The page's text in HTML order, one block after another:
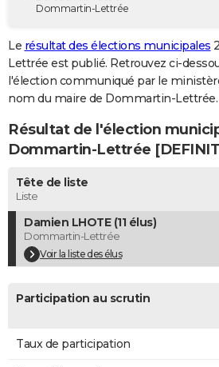
Destinations
City break
Voyage nature
Voyage de noces
Forum
GUIDES D'ACHAT
BONS PLANS
Carte de Noël
Carte Bonne année
Carte Saint-Valentin
Carte Pâques
Carte d'anniversaire
DICTIONNAIRE
Dictionnaire
Biographies
Citations
Expressions
Proverbes
PROGRAMME TV
COPAINS D'AVANT
S'inscrire
Se connecter
Lycées
Collèges
Primaires
Universités
Entreprises
Service militaire
Avis de recherche
AVIS DE DÉCÈS
Bricolage
Television
Dommartin-Lettrée
Le résultat des élections municipales
Lettrée est publié. Retrouvez ci-
l'élection communiqué par le
nom du maire de Dommartin-Lettrée.
Résultat de l'élection
Dommartin-Lettrée
Tête de liste
Liste
Damien LHOTE (11 élus)
Dommartin-Lettrée
Voir la liste des élus
Participation au scrutin
Taux de participation